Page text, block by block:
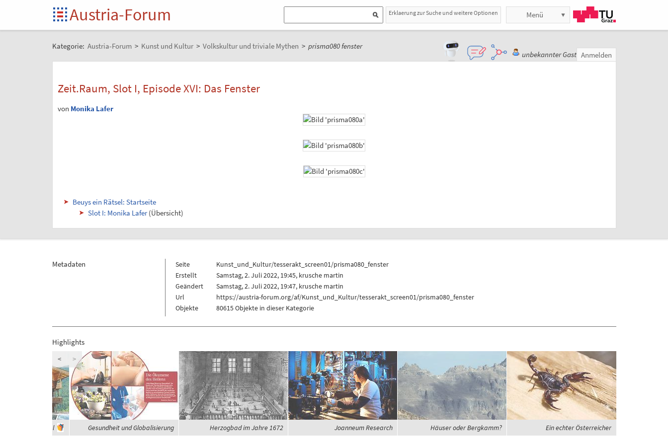
Austria-Forum Erklaerung zur Suche und weitere Optionen Menü
Kategorie: Austria-Forum > Kunst und Kultur > Volkskultur und triviale Mythen > prisma080 fenster
unbekannter Gast Anmelden
Zeit.Raum, Slot I, Episode XVI: Das Fenster
von Monika Lafer
Beuys ein Rätsel: Startseite
Slot I: Monika Lafer(Übersicht)
Metadaten Seite
Kunst_und_Kultur/tesserakt_screen01/prisma080_fenster
Erstellt
Samstag, 2. Juli 2022, 19:45, krusche martin
Geändert
Samstag, 2. Juli 2022, 19:47, krusche martin
Url
https://austria-forum.org/af/Kunst_und_Kultur/tesserakt_screen01/prisma080_fenster
Objekte
80615 Objekte in dieser Kategorie
Highlights
im Zillertal Gesundheit und Globalisierung Herzogbad im Jahre 1672 Joanneum Research Häuser oder Bergkamm? Ein echter Österreicher
< >